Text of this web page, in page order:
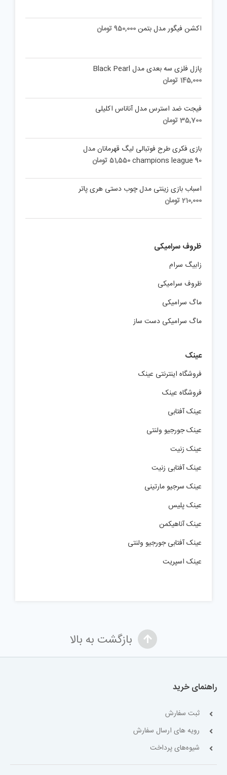
اکشن فیگور مدل بتمن950,000تومان
پازل فلزی سه بعدی مدل Black Pearl
145,000 تومان
فیجت ضد استرس مدل آناناس اکلیلی
35,700تومان
بازی فکری طرح فوتبالی لیگ قهرمانان مدل
champions league 90
51,550تومان
اسباب بازی زینتی مدل چوب دستی هری پاتر
210,000تومان
ظروف سرامیکی
زابیگ سرام
ظروف سرامیکی
ماگ سرامیکی
ماگ سرامیکی دست ساز
عینک
فروشگاه اینترنتی عینک
فروشگاه عینک
عینک آفتابی
عینک جورجیو ولنتی
عینک زنیت
عینک آفتابی زنیت
عینک سرجیو مارتینی
عینک پلیس
عینک آناهیکمن
عینک آفتابی جورجیو ولنتی
عینک اسپریت
بازگشت به بالا
راهنمای خرید
ثبت سفارش
رویه های ارسال سفارش
شیوه‌های پرداخت